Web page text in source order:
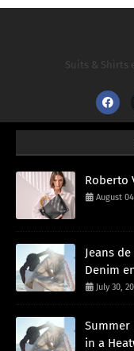
Suits & Shirts
Roberto
August
Jeans
Denim
July 30,
Summer
in a